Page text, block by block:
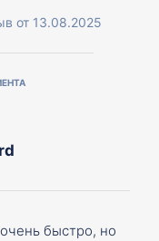
от 13.08.2025
быстро, но